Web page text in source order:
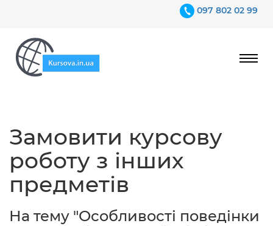
097 802 02 99
Замовити курсову
роботу з інших
предметів
На тему "Особливості поведінки
Гарантії
Відгуки
Контакти